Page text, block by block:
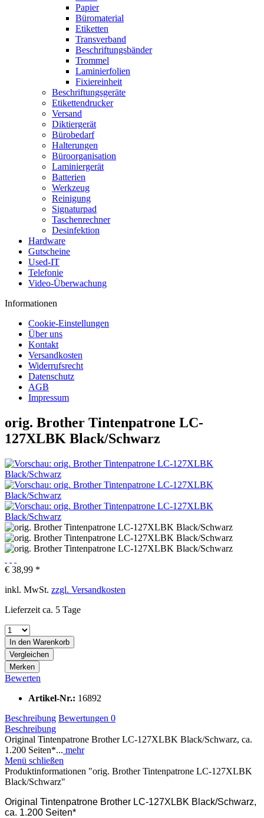
Papier
Büromaterial
Etiketten
Transverband
Beschriftungsbänder
Trommel
Laminierfolien
Fixiereinheit
Beschriftungsgeräte
Etikettendrucker
Versand
Diktiergerät
Bürobedarf
Halterungen
Büroorganisation
Laminiergerät
Batterien
Werkzeug
Reinigung
Signaturpad
Taschenrechner
Desinfektion
Hardware
Gutscheine
Used-IT
Telefonie
Video-Überwachung
Informationen
Cookie-Einstellungen
Über uns
Kontakt
Versandkosten
Widerrufsrecht
Datenschutz
AGB
Impressum
orig. Brother Tintenpatrone LC-
127XLBK Black/Schwarz
€ 38,99 *
inkl. MwSt. zzgl. Versandkosten
Lieferzeit ca. 5 Tage
In den Warenkorb
Vergleichen
Merken
Bewerten
Artikel-Nr.: 16892
Beschreibung Bewertungen 0
Beschreibung
Original Tintenpatrone Brother LC-127XLBK Black/Schwarz, ca.
1.200 Seiten*... mehr
Menü schließen
Produktinformationen "orig. Brother Tintenpatrone LC-127XLBK
Black/Schwarz"
Original Tintenpatrone Brother LC-127XLBK Black/Schwarz,
ca. 1.200 Seiten*